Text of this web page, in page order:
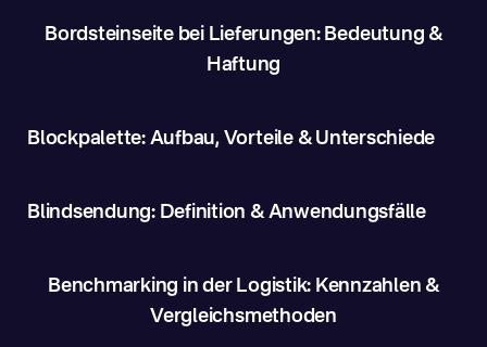
Bordsteinseite bei Lieferungen: Bedeutung &
Haftung
Blockpalette: Aufbau, Vorteile & Unterschiede
Blindsendung: Definition & Anwendungsfälle
Benchmarking in der Logistik: Kennzahlen &
Vergleichsmethoden